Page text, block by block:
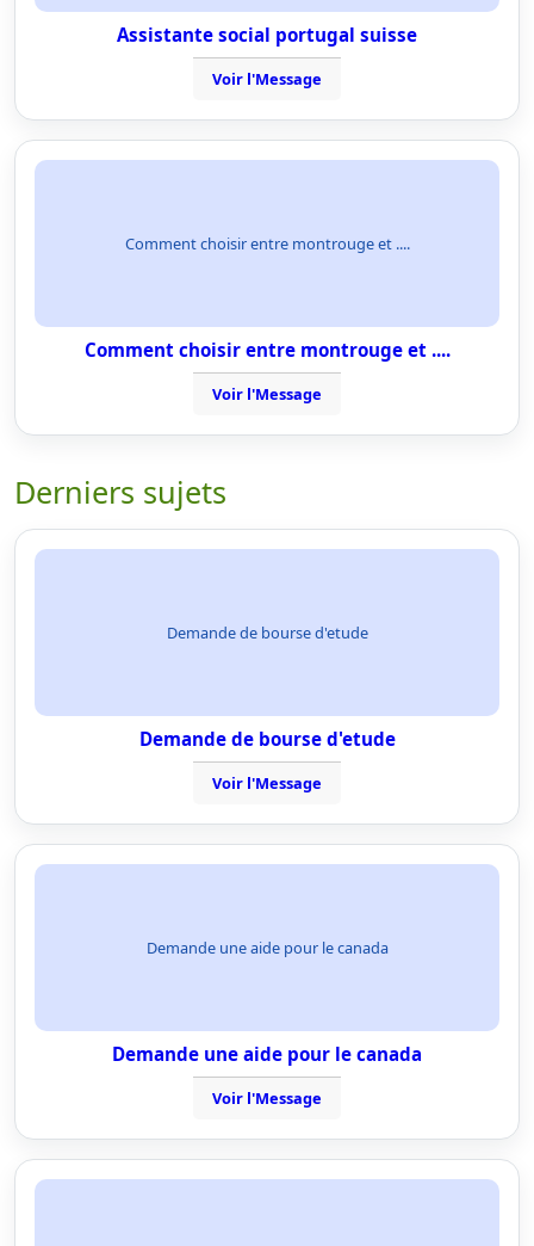
Assistante social portugal suisse
Voir l'Message
Comment choisir entre montrouge et ....
Comment choisir entre montrouge et ....
Voir l'Message
Derniers sujets
Demande de bourse d'etude
Demande de bourse d'etude
Voir l'Message
Demande une aide pour le canada
Demande une aide pour le canada
Voir l'Message